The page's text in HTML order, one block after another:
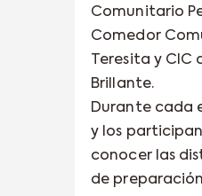
Comunitario
Comedor
Teresita y CIC
Brillante.
Durante cada
y los
conocer las
de